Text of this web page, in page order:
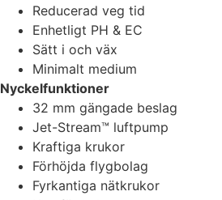
Reducerad veg tid
Enhetligt PH & EC
Sätt i och väx
Minimalt medium
Nyckelfunktioner
32 mm gängade beslag
Jet-Stream™ luftpump
Kraftiga krukor
Förhöjda flygbolag
Fyrkantiga nätkrukor